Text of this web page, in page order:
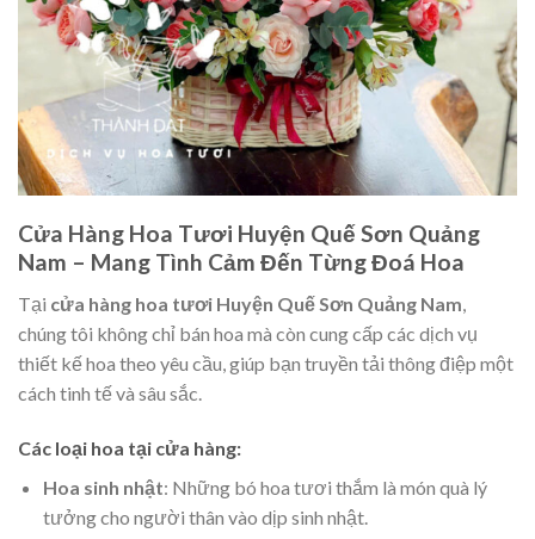
Cửa Hàng Hoa Tươi Huyện Quế Sơn Quảng
Nam – Mang Tình Cảm Đến Từng Đoá Hoa
Tại cửa hàng hoa tươi Huyện Quế Sơn Quảng Nam,
chúng tôi không chỉ bán hoa mà còn cung cấp các dịch vụ
thiết kế hoa theo yêu cầu, giúp bạn truyền tải thông điệp một
cách tinh tế và sâu sắc.
Các loại hoa tại cửa hàng:
Hoa sinh nhật: Những bó hoa tươi thắm là món quà lý
tưởng cho người thân vào dịp sinh nhật.